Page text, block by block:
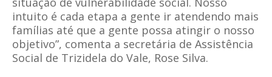
intuito é cada etapa a gente ir atendendo mais
famílias até que a gente possa atingir o nosso
objetivo”, comenta a secretária de Assistência
Social de Trizidela do Vale, Rose Silva.